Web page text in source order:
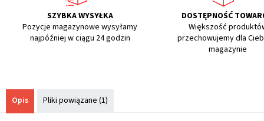
SZYBKA WYSYŁKA
Pozycje magazynowe wysyłamy
najpóźniej w ciągu 24 godzin
DOSTĘPNOŚĆ
Większość
przechowujemy dla
magazynie
Opis Pliki powiązane (1)